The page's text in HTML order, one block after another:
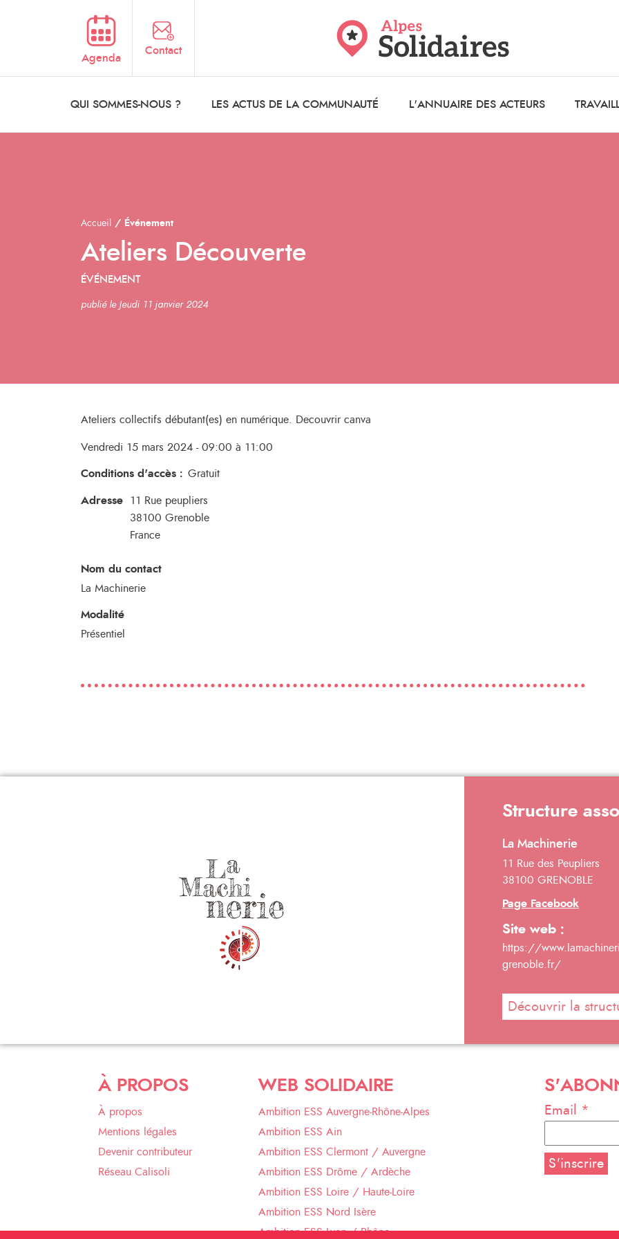
Agenda
Contact
QUI SOMMES-NOUS ? LES ACTUS DE LA COMMUNAUTÉ L'ANNUAIRE DES ACTEURS
Accueil Événement
Ateliers Découverte
ÉVÉNEMENT
publié le Jeudi 11 janvier 2024
Ateliers collectifs débutant(es) en numérique. Decouvrir canva
Vendredi 15 mars 2024 - 09:00 à 11:00
Conditions d'accès : Gratuit
Adresse
11 Rue peupliers
38100 Grenoble
France
Nom du contact
La Machinerie
Modalité
Présentiel
Structure
La Machinerie
11 Rue des Peupliers
38100 GRENOBLE
Page Facebook
Site web :
https://
grenoble.fr/
Découvrir la
À PROPOS
À propos
Mentions légales
Devenir contributeur
Réseau Calisoli
WEB SOLIDAIRE
Ambition ESS Auvergne-Rhône-Alpes
Ambition ESS Ain
Ambition ESS Clermont / Auvergne
Ambition ESS Drôme / Ardèche
Ambition ESS Loire / Haute-Loire
Ambition ESS Nord Isère
Ambition ESS Lyon / Rhône
Email *